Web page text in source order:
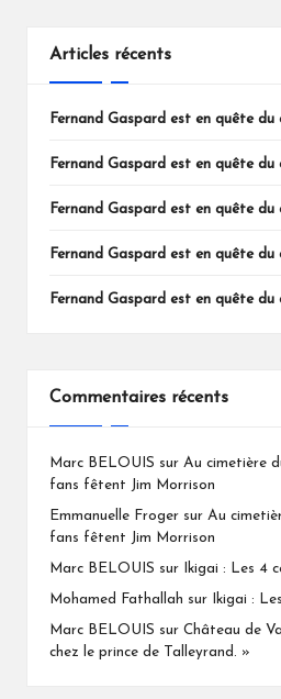
Articles récents
Fernand Gaspard est en quête
Fernand Gaspard est en quête
Fernand Gaspard est en quête
Fernand Gaspard est en quête
Fernand Gaspard est en quête
Commentaires récents
Marc BELOUIS sur Au cimetière
fans fêtent Jim Morrison
Emmanuelle Froger sur Au
fans fêtent Jim Morrison
Marc BELOUIS sur Ikigai : Les 4
Mohamed Fathallah sur Ikigai :
Marc BELOUIS sur Château de
chez le prince de Talleyrand. »